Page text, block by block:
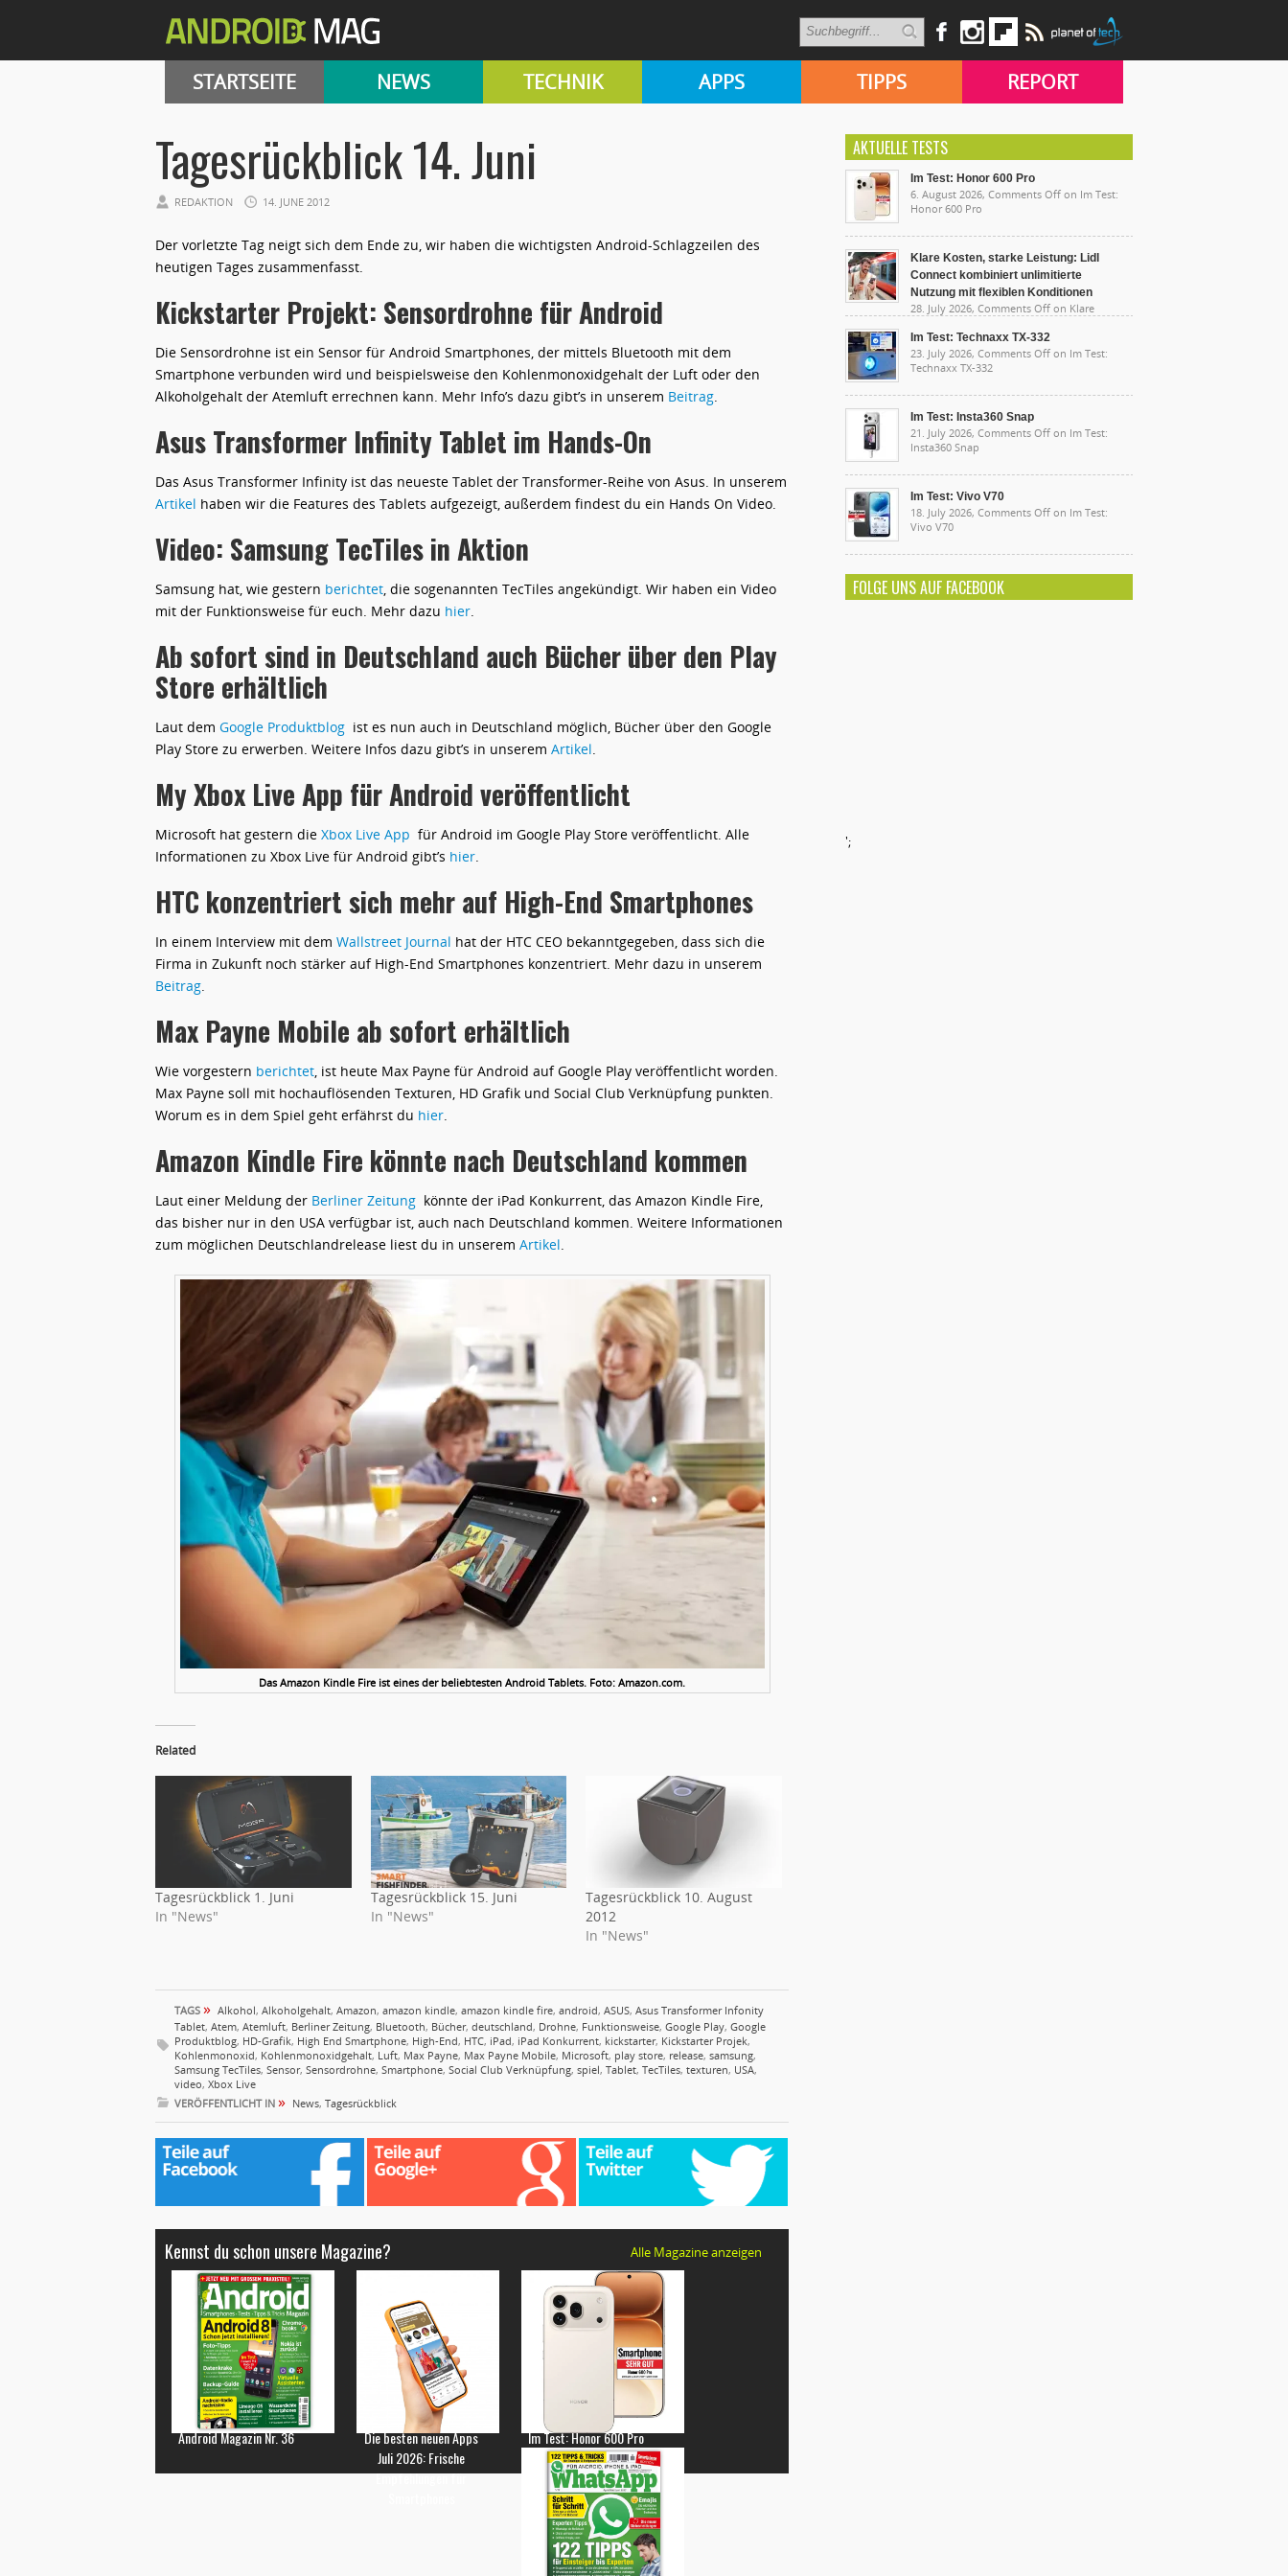
STARTSEITE NEWS TECHNIK APPS TIPPS REPORT
Tagesrückblick 14. Juni
REDAKTION 14. JUNE 2012
Der vorletzte Tag neigt sich dem Ende zu, wir haben die wichtigsten Android-Schlagzeilen des
heutigen Tages zusammenfasst.
Kickstarter Projekt: Sensordrohne für Android
Die Sensordrohne ist ein Sensor für Android Smartphones, der mittels Bluetooth mit dem
Smartphone verbunden wird und beispielsweise den Kohlenmonoxidgehalt der Luft oder den
Alkoholgehalt der Atemluft errechnen kann. Mehr Info’s dazu gibt’s in unserem Beitrag.
Asus Transformer Infinity Tablet im Hands-On
Das Asus Transformer Infinity ist das neueste Tablet der Transformer-Reihe von Asus. In unserem
Artikel haben wir die Features des Tablets aufgezeigt, außerdem findest du ein Hands On Video.
Video: Samsung TecTiles in Aktion
Samsung hat, wie gestern berichtet, die sogenannten TecTiles angekündigt. Wir haben ein Video
mit der Funktionsweise für euch. Mehr dazu hier.
Ab sofort sind in Deutschland auch Bücher über den Play
Store erhältlich
Laut dem Google Produktblog ist es nun auch in Deutschland möglich, Bücher über den Google
Play Store zu erwerben. Weitere Infos dazu gibt’s in unserem Artikel.
My Xbox Live App für Android veröffentlicht
Microsoft hat gestern die Xbox Live App für Android im Google Play Store veröffentlicht. Alle
Informationen zu Xbox Live für Android gibt’s hier.
HTC konzentriert sich mehr auf High-End Smartphones
In einem Interview mit dem Wallstreet Journal hat der HTC CEO bekanntgegeben, dass sich die
Firma in Zukunft noch stärker auf High-End Smartphones konzentriert. Mehr dazu in unserem
Beitrag.
Max Payne Mobile ab sofort erhältlich
Wie vorgestern berichtet, ist heute Max Payne für Android auf Google Play veröffentlicht worden.
Max Payne soll mit hochauflösenden Texturen, HD Grafik und Social Club Verknüpfung punkten.
Worum es in dem Spiel geht erfährst du hier.
Amazon Kindle Fire könnte nach Deutschland kommen
Laut einer Meldung der Berliner Zeitung könnte der iPad Konkurrent, das Amazon Kindle Fire,
das bisher nur in den USA verfügbar ist, auch nach Deutschland kommen. Weitere Informationen
zum möglichen Deutschlandrelease liest du in unserem Artikel.
Das Amazon Kindle Fire ist eines der beliebtesten Android Tablets. Foto: Amazon.com.
Related
Tagesrückblick 1. Juni
In "News"
Tagesrückblick 15. Juni
In "News"
Tagesrückblick 10. August
2012
In "News"
TAGS » Alkohol, Alkoholgehalt, Amazon, amazon kindle, amazon kindle fire, android, ASUS, Asus Transformer Infonity
Tablet, Atem, Atemluft, Berliner Zeitung, Bluetooth, Bücher, deutschland, Drohne, Funktionsweise, Google Play, Google
Produktblog, HD-Grafik, High End Smartphone, High-End, HTC, iPad, iPad Konkurrent, kickstarter, Kickstarter Projek,
Kohlenmonoxid, Kohlenmonoxidgehalt, Luft, Max Payne, Max Payne Mobile, Microsoft, play store, release, samsung,
Samsung TecTiles, Sensor, Sensordrohne, Smartphone, Social Club Verknüpfung, spiel, Tablet, TecTiles, texturen, USA,
video, Xbox Live
VERÖFFENTLICHT IN » News, Tagesrückblick
Kennst du schon unsere Magazine? Alle Magazine anzeigen
Android Magazin Nr. 36
Die besten neuen Apps
Juli 2026: Frische
Empfehlungen für
Im Test: Honor 600 Pro
AKTUELLE TESTS
Im Test: Honor 600 Pro
6. August 2026, Comments Off on Im Test:
Honor 600 Pro
Klare Kosten, starke Leistung: Lidl
Connect kombiniert unlimitierte
Nutzung mit flexiblen Konditionen
28. July 2026, Comments Off on Klare
unlimitierte Nutzung mit flexiblen Konditionen
Im Test: Technaxx TX-332
23. July 2026, Comments Off on Im Test:
Technaxx TX-332
Im Test: Insta360 Snap
21. July 2026, Comments Off on Im Test:
Insta360 Snap
Im Test: Vivo V70
18. July 2026, Comments Off on Im Test:
Vivo V70
FOLGE UNS AUF FACEBOOK
';